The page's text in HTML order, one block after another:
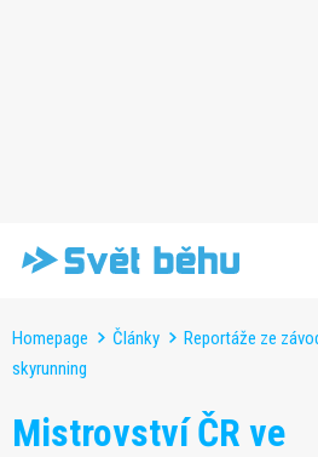
Homepage Články Reportáže ze
skyrunning
Mistrovství ČR ve